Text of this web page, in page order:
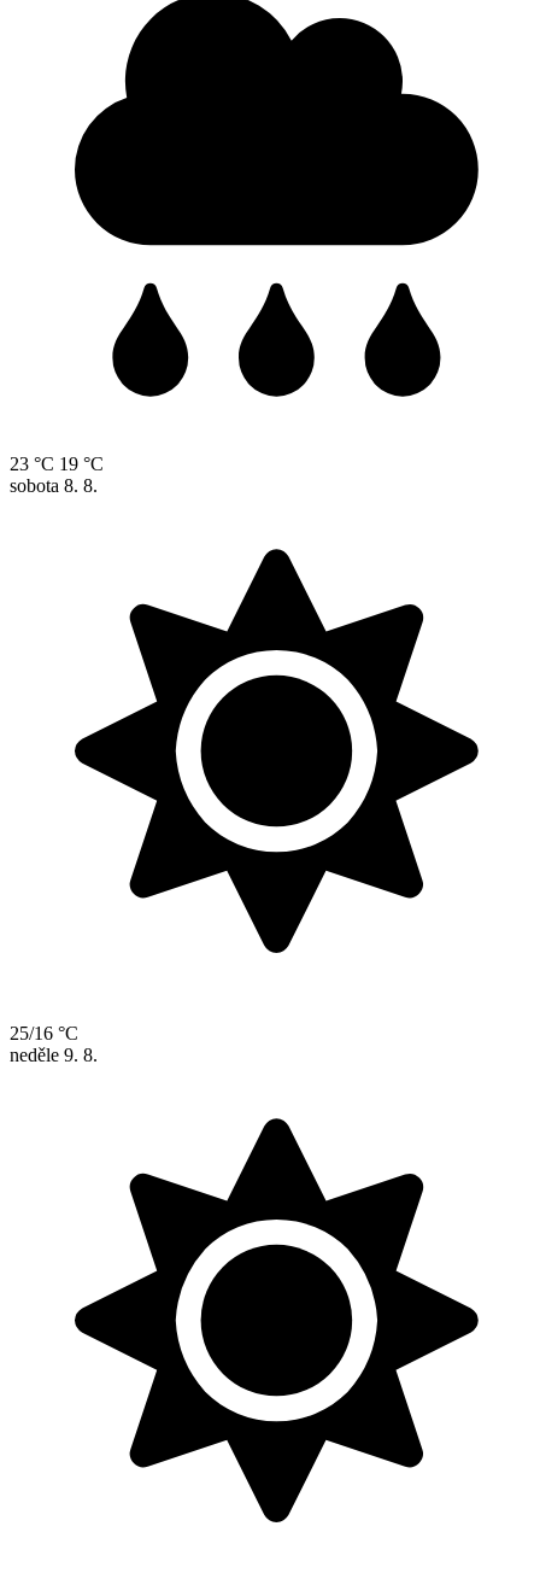
23 °C 19 °C
sobota 8. 8.
25/16 °C
neděle 9. 8.